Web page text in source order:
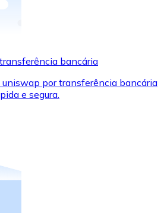
Mastercard para comprar
das suas marcas favoritas
presente
bancária
uniswap por transferência bancária
e segura.